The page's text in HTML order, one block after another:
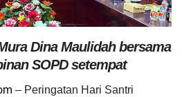
Dina Maulidah bersama
SOPD setempat
– Peringatan Hari Santri